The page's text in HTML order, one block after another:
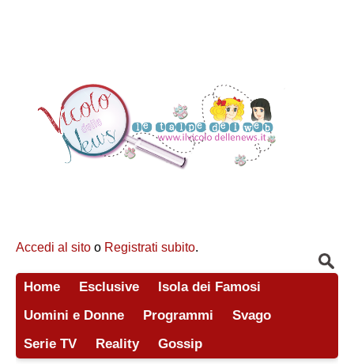
Accedi al sito o Registrati subito.
Home Esclusive
Isola dei Famosi
Uomini e Donne
Programmi
Svago
Serie TV
Reality Gossip